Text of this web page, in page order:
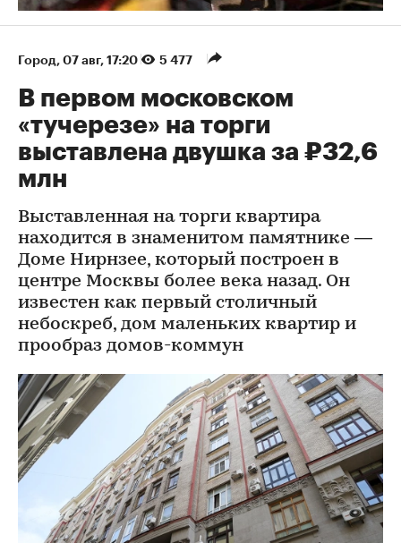
Город 07 авг, 17:20 5 477
В первом московском
«тучерезе» на торги
выставлена двушка за ₽32,6
млн
Выставленная на торги квартира
находится в знаменитом памятнике —
Доме Нирнзее, который построен в
центре Москвы более века назад. Он
известен как первый столичный
небоскреб, дом маленьких квартир и
прообраз домов-коммун